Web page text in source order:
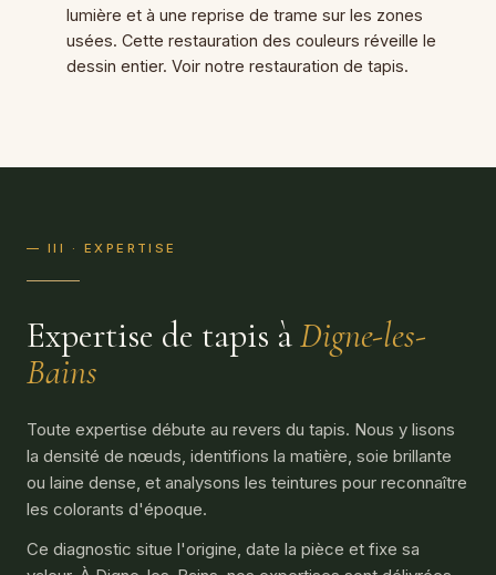
lumière et à une reprise de trame sur les zones
usées. Cette restauration des couleurs réveille le
dessin entier. Voir notre restauration de tapis.
— III · EXPERTISE
Expertise de tapis àDigne-les-
Bains
Toute expertise débute au revers du tapis. Nous y lisons
la densité de nœuds, identifions la matière, soie brillante
ou laine dense, et analysons les teintures pour reconnaître
les colorants d'époque.
Ce diagnostic situe l'origine, date la pièce et fixe sa